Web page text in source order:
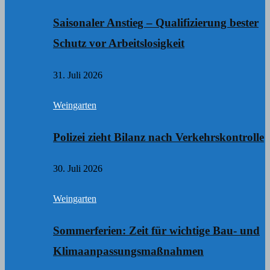
Saisonaler Anstieg – Qualifizierung bester
Schutz vor Arbeitslosigkeit
31. Juli 2026
Weingarten
Polizei zieht Bilanz nach Verkehrskontrolle
30. Juli 2026
Weingarten
Sommerferien: Zeit für wichtige Bau- und
Klimaanpassungsmaßnahmen